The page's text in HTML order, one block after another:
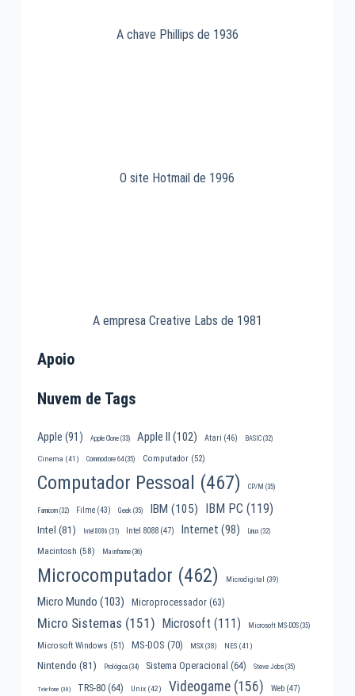
A chave Phillips de 1936
O site Hotmail de 1996
A empresa Creative Labs de 1981
Apoio
Nuvem de Tags
Apple (91) Apple Clone(33) Apple II (102) Atari (46) BASIC(32)
Cinema (41) Commodore 64(35) Computador(52)
Computador Pessoal (467) CP/M (35)
Famicom(32) Filme(43) Geek(35) IBM (105) IBM PC (119)
Intel (81) Intel 8086 (31) Intel 8088(47) Internet (98) Linux(32)
Macintosh (58) Mainframe(36)
Microcomputador (462) Microdigital (39)
Micro Mundo (103) Microprocessador(63)
Micro Sistemas (151) Microsoft (111) Microsoft MS-DOS(35)
Microsoft Windows (51) MS-DOS (70) MSX(38) NES(41)
Nintendo (81) Prológica(34) Sistema Operacional (64) Steve Jobs(35)
Telefone (30) TRS-80(64) Unix(42) Videogame(156) Web(47)